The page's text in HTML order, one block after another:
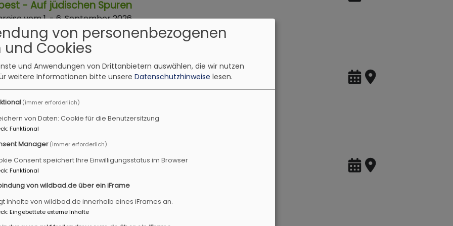
- Auf jüdischen Spuren
vom 1. - 6. September 2026
evangelisch
zwischen Tauber und Aisch
14:30 Uhr - So, 4.10. 14 Uhr
unterwegs rund um den Ruhestand
nach Crailsheim
St.-Jakobs-Kirche, Rothenburg ob der Tauber
- Mo, 9.11. jeweils 16-17:30 Uhr
- Entspannen - Kraft schöpfen (Kurs 4)
evangelisch
Gemeindehaus Ulsenheim
von personenbezogenen
und Cookies
und Anwendungen von Drittanbietern auswählen, die wir nutzen
weitere Informationen bitte unsere Datenschutzhinweise lesen.
(immer erforderlich)
von Daten: Cookie für die Benutzersitzung
:Funktional
Manager(immer erforderlich)
Consent speichert Ihre Einwilligungsstatus im Browser
:Funktional
von wildbad.de über ein iFrame
Inhalte von wildbad.de innerhalb eines iFrames an.
:Eingebettete externe Inhalte